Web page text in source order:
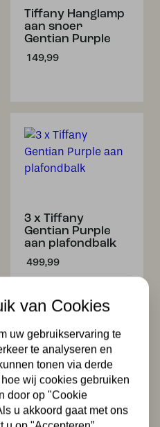
Tiffany Hanglamp
aan snoer
Gentian Purple
149,99
3 x Tiffany
Gentian Purple
aan plafondbalk
499,99
Tiffany Wandlamp
/ Plafonnière
van Cookies
uw gebruikservaring te
te analyseren en
tonen via derde
wij cookies gebruiken
door op "Cookie
u akkoord gaat met ons